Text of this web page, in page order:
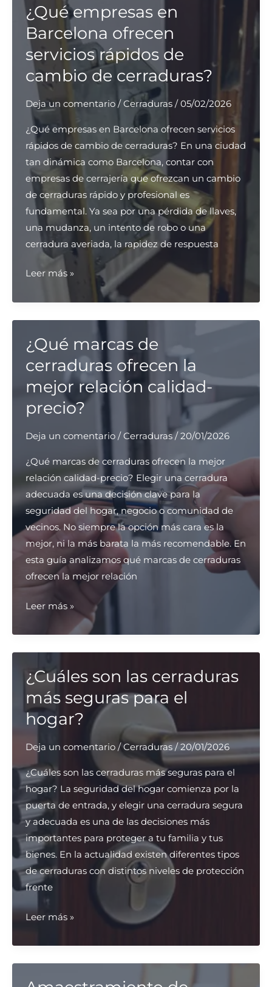
recomendadas
para
cambiar
cerraduras
de
alta
seguridad?
¿Qué empresas en
Barcelona ofrecen
servicios rápidos de
cambio de cerraduras?
Deja un comentario /Cerraduras/05/02/2026
¿Qué empresas en Barcelona ofrecen servicios
rápidos de cambio de cerraduras? En una ciudad
tan dinámica como Barcelona, contar con
empresas de cerrajería que ofrezcan un cambio
de cerraduras rápido y profesional es
fundamental. Ya sea por una pérdida de llaves,
una mudanza, un intento de robo o una
cerradura averiada, la rapidez de respuesta
¿Qué
empresas
en
Barcelona
ofrecen
servicios
rápidos
de
cambio
de
cerraduras?
Leer más »
¿Qué marcas de
cerraduras ofrecen la
mejor relación calidad-
precio?
Deja un comentario /Cerraduras/20/01/2026
¿Qué marcas de cerraduras ofrecen la mejor
relación calidad-precio? Elegir una cerradura
adecuada es una decisión clave para la
seguridad del hogar, negocio o comunidad de
vecinos. No siempre la opción más cara es la
mejor, ni la más barata la más recomendable. En
esta guía analizamos qué marcas de cerraduras
ofrecen la mejor relación
¿Qué
de
cerraduras
ofrecen
la
mejor
relación
precio?
Leer más »
¿Cuáles son las cerraduras
más seguras para el
hogar?
Deja un comentario /Cerraduras/20/01/2026
¿Cuáles son las cerraduras más seguras para el
hogar? La seguridad del hogar comienza por la
puerta de entrada, y elegir una cerradura segura
y adecuada es una de las decisiones más
importantes para proteger a tu familia y tus
bienes. En la actualidad existen diferentes tipos
de cerraduras con distintos niveles de protección
frente
¿Cuáles
las
cerraduras
más
Leer más »